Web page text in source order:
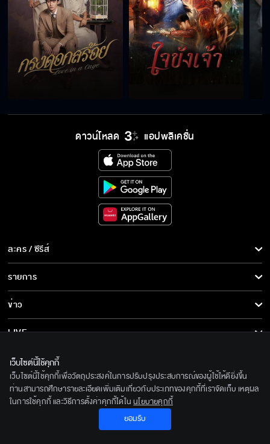
ดาวน์โหลด แอปพลิเคชั่น
ละคร / ซีรีส์
ละคร/ซีรีส์
ซีรีส์นานาชาติ
การ์ตูน & เกม
รายการ
รายการทั้งหมด
ข่าว
ข่าวทั้งหมด
ข่าวประชาสัมพันธ์
LIVE
เกี่ยวกับเรา
BEC World
รู้จักเรา
ติดตามเราได้ที่
© 2020 Bangkok Entertainment Co.,Ltd. All Rights Reserved.
Powered by BECi Corporation Ltd.
เว็บไซต์นี้ใช้คุกกี้
เว็บไซต์นี้ใช้คุกกี้เพื่อวัตถุประสงค์ในการปรับปรุงประสบการณ์ของผู้ใช้ให้ดียิ่งขึ้น
ท่านสามารถศึกษารายละเอียดเพิ่มเติมเกี่ยวกับประเภทของคุกกี้ที่เราจัดเก็บ เหตุผล
ในการใช้คุกกี้ และวิธีการตั้งค่าคุกกี้ได้ใน นโยบายคุกกี้
ยอมรับ